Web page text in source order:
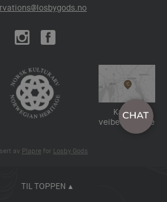
Kart og
veibeskrivelse
av Plapre for Losby Gods
TIL TOPPEN ▴